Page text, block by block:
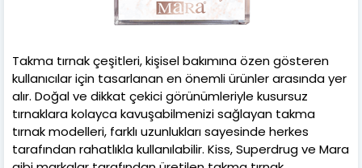
Takma tırnak çeşitleri, kişisel bakımına özen gösteren
kullanıcılar için tasarlanan en önemli ürünler arasında yer
alır. Doğal ve dikkat çekici görünümleriyle kusursuz
tırnaklara kolayca kavuşabilmenizi sağlayan takma
tırnak modelleri, farklı uzunlukları sayesinde herkes
tarafından rahatlıkla kullanılabilir. Kiss, Superdrug ve Mara